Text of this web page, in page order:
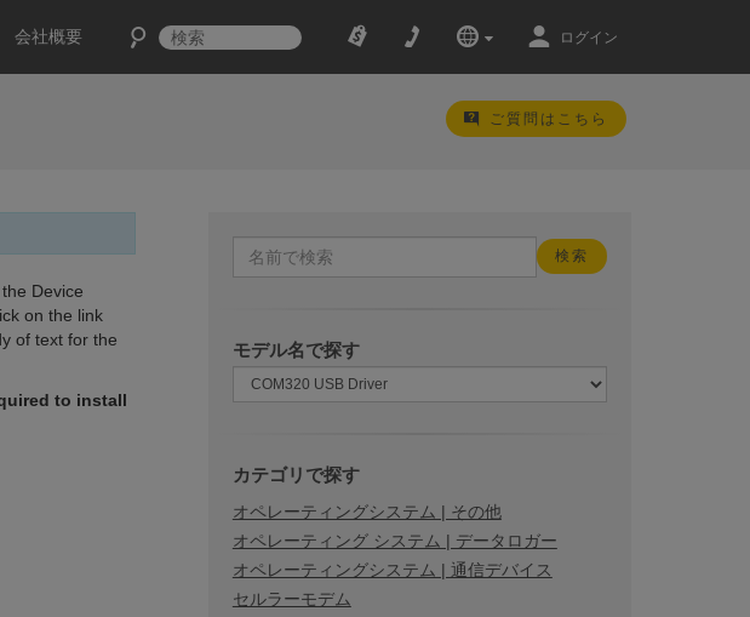
会社概要 ログイン
ご質問はこちら
モデル名で探す
カテゴリで探す
オペレーティングシステム | その他
オペレーティング システム | データロガー
オペレーティングシステム | 通信デバイス
セルラーモデム
the Device
on the link
of text for the
to install